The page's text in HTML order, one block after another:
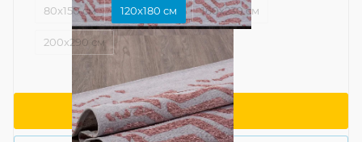
80x150 см
120x180 см 160x230 см
200x290 см
В корзину